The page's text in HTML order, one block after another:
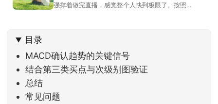
强撑着做完直播，感觉整个人快到极限了。按照平
问的，可以给他点个赞。晚些时候，我会按点赞数
量挑选5个比较
目录
MACD确认趋势的关键信号
结合第三类买点与次级别图验证
总结
常见问题